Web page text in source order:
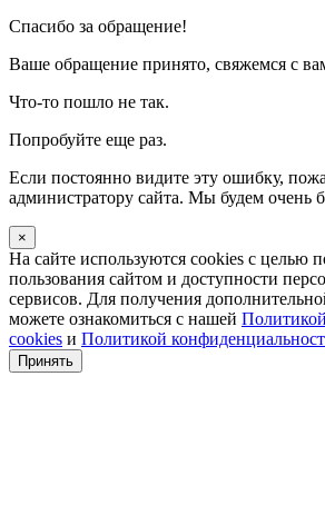
Спасибо за обращение!
Ваше обращение принято, свяжемся с
Что-то пошло не так.
Попробуйте еще раз.
Если постоянно видите эту ошибку,
администратору сайта. Мы будем очень
×
На сайте используются cookies с целью
пользования сайтом и доступности
сервисов. Для получения
можете ознакомиться с нашей
cookies и Политикой
Принять